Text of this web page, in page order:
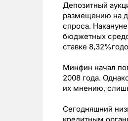
Депозитный
размещению на
спроса.
бюджетных
ставке
Минфин начал
2008 года.
их мнению,
Сегодняшний